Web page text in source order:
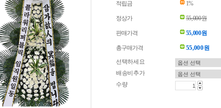
적립금 1%
정상가 55,000원
판매가격 55,000원
총구매가격 55,000원
선택하세요
배송비추가
수량